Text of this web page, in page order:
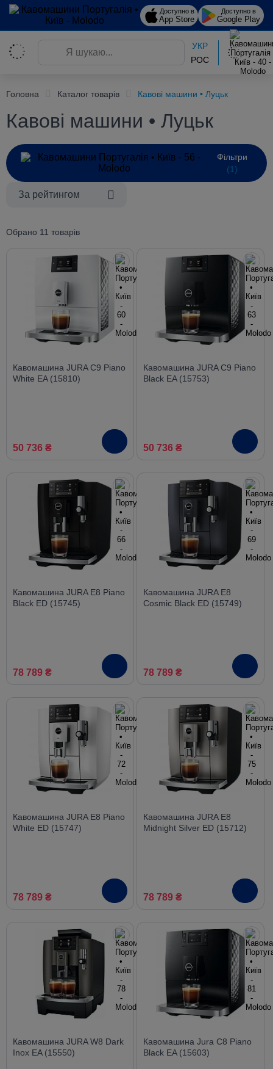
Доступно в
App Store
Доступно в
Google Play
УКР
РОС
Головна Каталог товарів Кавові машини • Луцьк
Кавові машини • Луцьк
Фільтри
(1)
За рейтингом
Обрано 11 товарів
Кавомашина JURA C9 Piano
White EA (15810)
50 736 ₴
Кавомашина JURA C9 Piano
Black EA (15753)
50 736 ₴
Кавомашина JURA E8 Piano
Black ED (15745)
78 789 ₴
Кавомашина JURA E8
Cosmic Black ED (15749)
78 789 ₴
Кавомашина JURA E8 Piano
White ED (15747)
78 789 ₴
Кавомашина JURA E8
Midnight Silver ED (15712)
78 789 ₴
Кавомашина JURA W8 Dark
Inox EA (15550)
Кавомашина Jura C8 Piano
Black EA (15603)